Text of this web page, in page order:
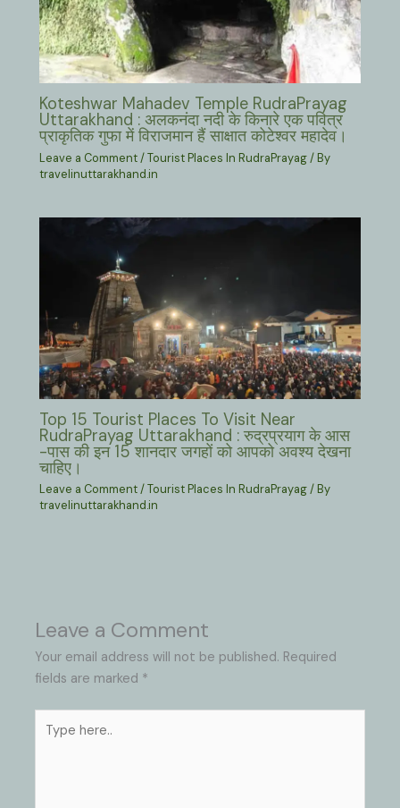
Koteshwar Mahadev Temple RudraPrayag
Uttarakhand : अलकनंदा नदी के किनारे एक पवित्र
प्राकृतिक गुफा में विराजमान हैं साक्षात कोटेश्वर महादेव।
Leave a Comment/Tourist Places In RudraPrayag/ By
travelinuttarakhand.in
Top 15 Tourist Places To Visit Near
RudraPrayag Uttarakhand : रुद्रप्रयाग के आस
-पास की इन 15 शानदार जगहों को आपको अवश्य देखना
चाहिए।
Leave a Comment/Tourist Places In RudraPrayag/ By
travelinuttarakhand.in
Leave a Comment
Your email address will not be published. Required
fields are marked *
here..